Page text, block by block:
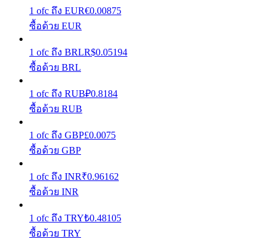
รับรางวัลการแข่งขันทุกวัน
การปักหลัก
ผลตอบแทนสูงและเข้าถึงได้ทันที
1 ofc ถึง EUR€0.00875
ซื้อด้วย EUR
1 ofc ถึง BRLR$0.05194
ซื้อด้วย BRL
1 ofc ถึง RUB₽0.8184
ซื้อด้วย RUB
1 ofc ถึง GBP£0.0075
ซื้อด้วย GBP
1 ofc ถึง INR₹0.96162
ซื้อด้วย INR
1 ofc ถึง TRY₺0.48105
ซื้อด้วย TRY